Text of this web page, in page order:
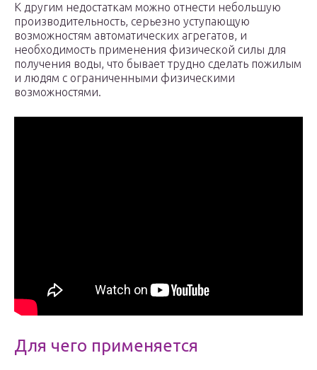
К другим недостаткам можно отнести небольшую
производительность, серьезно уступающую
возможностям автоматических агрегатов, и
необходимость применения физической силы для
получения воды, что бывает трудно сделать пожилым
и людям с ограниченными физическими
возможностями.
Для чего применяется